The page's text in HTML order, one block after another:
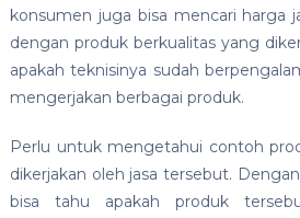
konsumen juga bisa mencari harga
dengan produk berkualitas yang
apakah teknisinya sudah
mengerjakan berbagai produk.
Perlu untuk mengetahui contoh
dikerjakan oleh jasa tersebut.
bisa tahu apakah produk